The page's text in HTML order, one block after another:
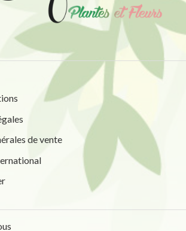
de vente